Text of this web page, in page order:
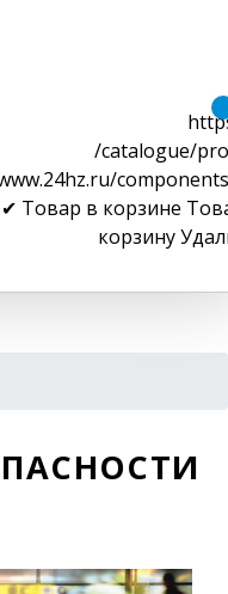
/catalogue/
✔ Товар в корзине
корзину